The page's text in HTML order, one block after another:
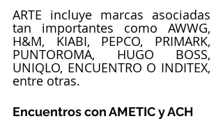
ARTE incluye marcas asociadas
tan importantes como AWWG,
H&M, KIABI, PEPCO, PRIMARK,
PUNTOROMA, HUGO BOSS,
UNIQLO, ENCUENTRO O INDITEX,
entre otras.
Encuentros con AMETIC y ACH